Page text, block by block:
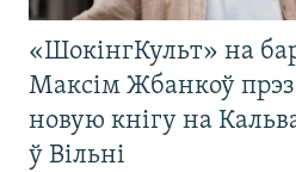
«ШокінгКульт» на
Максім Жбанкоў
новую кнігу на
ў Вільні